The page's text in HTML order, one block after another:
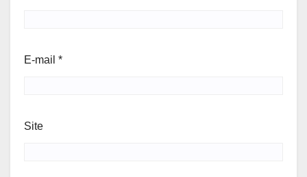
E-mail *
Site